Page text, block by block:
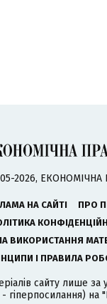
2026, ЕКОНОМІЧНА
НА САЙТІ
ПРО
ВИКОРИСТАННЯ
І ПРАВИЛА
сайту лише за
гіперпосилання) на